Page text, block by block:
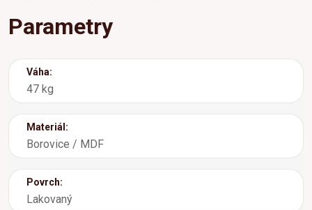
Parametry
Váha:
47 kg
Materiál:
Borovice / MDF
Povrch:
Lakovaný